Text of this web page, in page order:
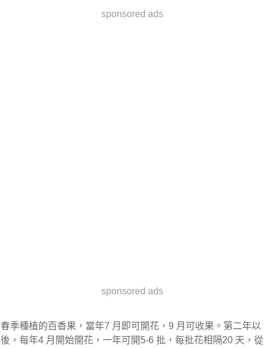
sponsored ads
sponsored ads
春季種植的百香果，當年7 月即可開花，9 月可收果。第二年以
後，每年4 月開始開花，一年可開5-6 批，每批花相隔20 天，從